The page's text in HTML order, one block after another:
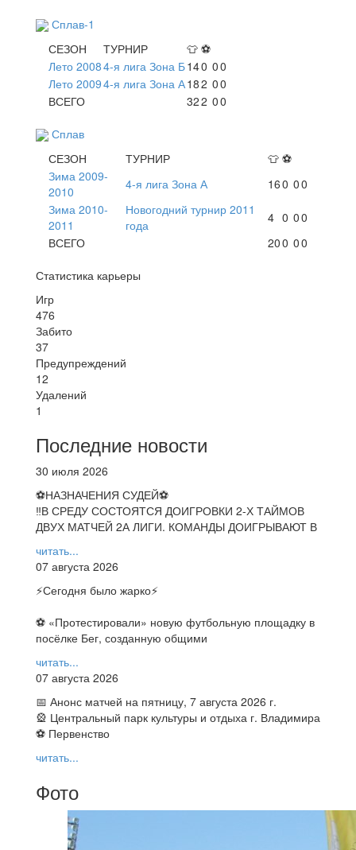
Сплав-1
СЕЗОН
ТУРНИР 👕 ⚽
Лето 20084-я лига Зона Б140 00
Лето 20094-я лига Зона А182 00
ВСЕГО
322 00
Сплав
СЕЗОН
ТУРНИР 👕 ⚽
Зима 2009-
2010
4-я лига Зона А 160 00
Зима 2010-
2011
Новогодний турнир 2011
года
4 0 00
ВСЕГО
200 00
Статистика карьеры
Игр
476
Забито
37
Предупреждений
12
Удалений
1
Последние новости
30 июля 2026
⚽НАЗНАЧЕНИЯ СУДЕЙ⚽
‼В СРЕДУ СОСТОЯТСЯ ДОИГРОВКИ 2-Х ТАЙМОВ
ДВУХ МАТЧЕЙ 2А ЛИГИ. КОМАНДЫ ДОИГРЫВАЮТ В
читать...
07 августа 2026
⚡️Сегодня было жарко⚡️
⚽ ️«Протестировали» новую футбольную площадку в
посёлке Бег, созданную общими
читать...
07 августа 2026
📅 Анонс матчей на пятницу, 7 августа 2026 г.
🎡 Центральный парк культуры и отдыха г. Владимира
⚽ Первенство
читать...
Фото